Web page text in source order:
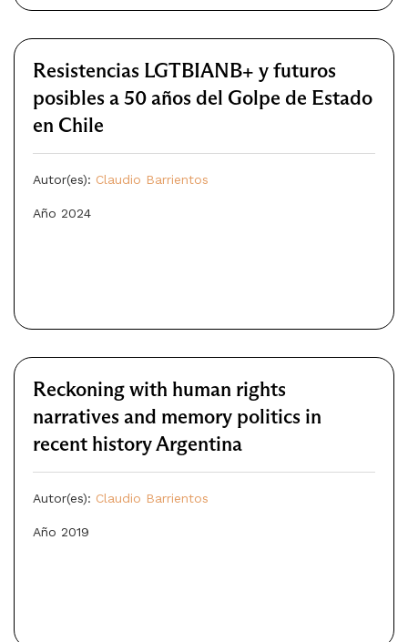
Resistencias LGTBIANB+ y futuros
posibles a 50 años del Golpe de Estado
en Chile
Autor(es): Claudio Barrientos
Año 2024
Reckoning with human rights
narratives and memory politics in
recent history Argentina
Autor(es): Claudio Barrientos
Año 2019